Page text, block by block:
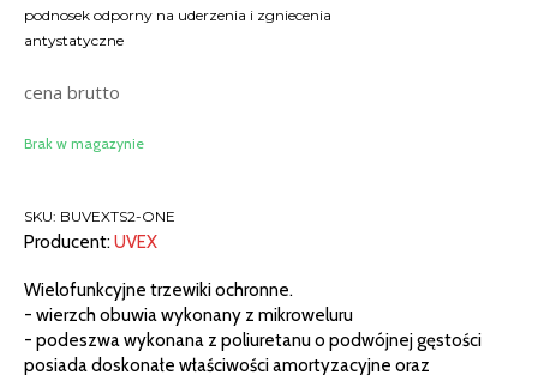
podnosek odporny na uderzenia i zgniecenia
antystatyczne
cena brutto
Brak w magazynie
SKU: BUVEXTS2-ONE
Producent:UVEX
Wielofunkcyjne trzewiki ochronne.
- wierzch obuwia wykonany z mikroweluru
- podeszwa wykonana z poliuretanu o podwójnej gęstości
posiada doskonałe właściwości amortyzacyjne oraz